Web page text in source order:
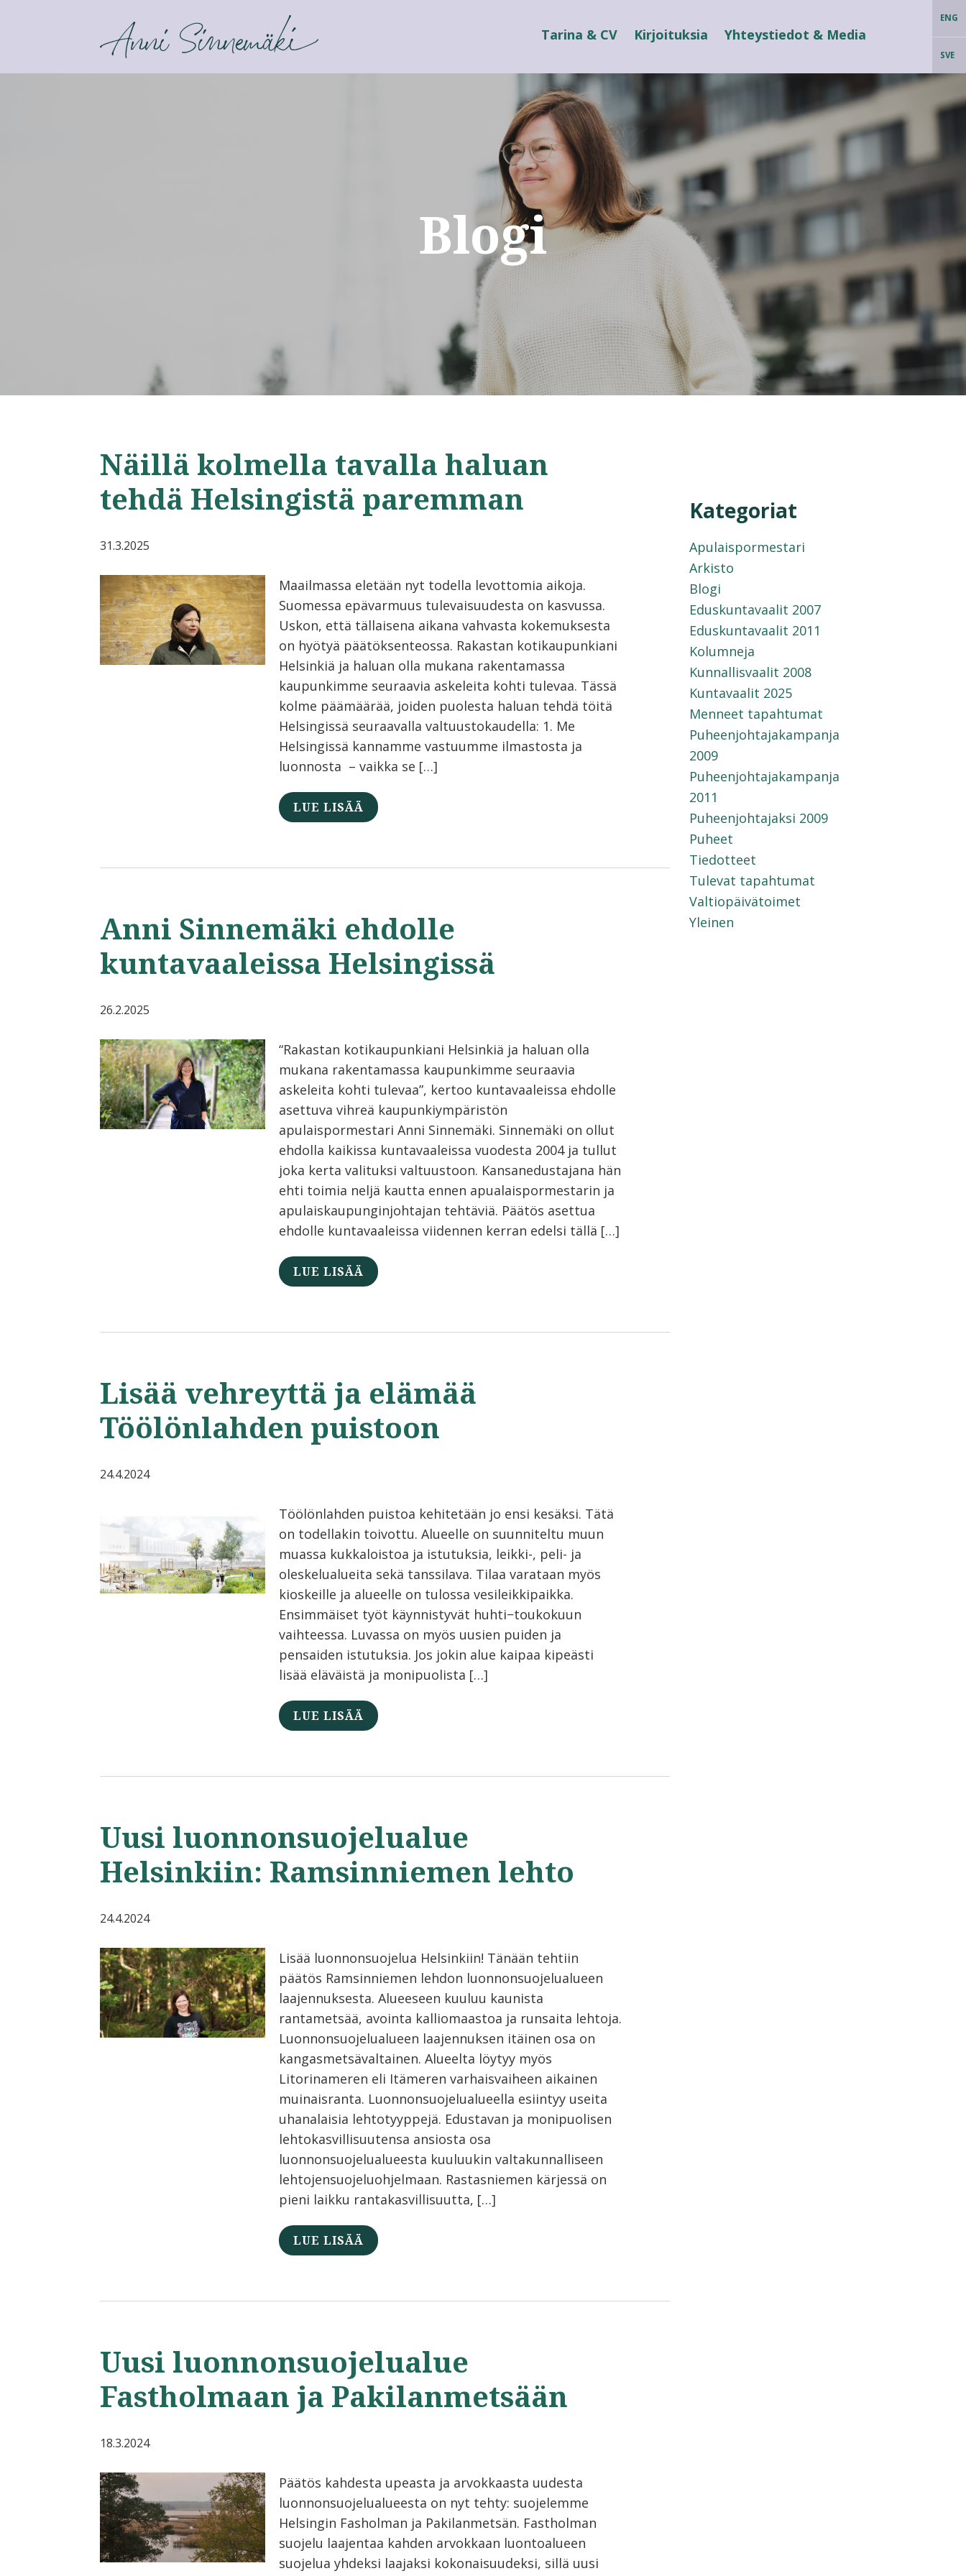
ANNI SINNEMÄKI ENG
SVE
Tarina & CV Kirjoituksia Yhteystiedot & Media
Blogi
Näillä kolmella tavalla haluan
tehdä Helsingistä paremman
31.3.2025
Maailmassa eletään nyt todella levottomia aikoja.
Suomessa epävarmuus tulevaisuudesta on kasvussa.
Uskon, että tällaisena aikana vahvasta kokemuksesta
on hyötyä päätöksenteossa. Rakastan kotikaupunkiani
Helsinkiä ja haluan olla mukana rakentamassa
kaupunkimme seuraavia askeleita kohti tulevaa. Tässä
kolme päämäärää, joiden puolesta haluan tehdä töitä
Helsingissä seuraavalla valtuustokaudella: 1. Me
Helsingissä kannamme vastuumme ilmastosta ja
luonnosta – vaikka se […]
LUE LISÄÄ
Anni Sinnemäki ehdolle
kuntavaaleissa Helsingissä
26.2.2025
“Rakastan kotikaupunkiani Helsinkiä ja haluan olla
mukana rakentamassa kaupunkimme seuraavia
askeleita kohti tulevaa”, kertoo kuntavaaleissa ehdolle
asettuva vihreä kaupunkiympäristön
apulaispormestari Anni Sinnemäki. Sinnemäki on ollut
ehdolla kaikissa kuntavaaleissa vuodesta 2004 ja tullut
joka kerta valituksi valtuustoon. Kansanedustajana hän
ehti toimia neljä kautta ennen apualaispormestarin ja
apulaiskaupunginjohtajan tehtäviä. Päätös asettua
ehdolle kuntavaaleissa viidennen kerran edelsi tällä […]
LUE LISÄÄ
Lisää vehreyttä ja elämää
Töölönlahden puistoon
24.4.2024
Töölönlahden puistoa kehitetään jo ensi kesäksi. Tätä
on todellakin toivottu. Alueelle on suunniteltu muun
muassa kukkaloistoa ja istutuksia, leikki-, peli- ja
oleskelualueita sekä tanssilava. Tilaa varataan myös
kioskeille ja alueelle on tulossa vesileikkipaikka.
Ensimmäiset työt käynnistyvät huhti−toukokuun
vaihteessa. Luvassa on myös uusien puiden ja
pensaiden istutuksia. Jos jokin alue kaipaa kipeästi
lisää eläväistä ja monipuolista […]
LUE LISÄÄ
Uusi luonnonsuojelualue
Helsinkiin: Ramsinniemen lehto
24.4.2024
Lisää luonnonsuojelua Helsinkiin! Tänään tehtiin
päätös Ramsinniemen lehdon luonnonsuojelualueen
laajennuksesta. Alueeseen kuuluu kaunista
rantametsää, avointa kalliomaastoa ja runsaita lehtoja.
Luonnonsuojelualueen laajennuksen itäinen osa on
kangasmetsävaltainen. Alueelta löytyy myös
Litorinameren eli Itämeren varhaisvaiheen aikainen
muinaisranta. Luonnonsuojelualueella esiintyy useita
uhanalaisia lehtotyyppejä. Edustavan ja monipuolisen
lehtokasvillisuutensa ansiosta osa
luonnonsuojelualueesta kuuluukin valtakunnalliseen
lehtojensuojeluohjelmaan. Rastasniemen kärjessä on
pieni laikku rantakasvillisuutta, […]
LUE LISÄÄ
Uusi luonnonsuojelualue
Fastholmaan ja Pakilanmetsään
18.3.2024
Päätös kahdesta upeasta ja arvokkaasta uudesta
luonnonsuojelualueesta on nyt tehty: suojelemme
Helsingin Fasholman ja Pakilanmetsän. Fastholman
suojelu laajentaa kahden arvokkaan luontoalueen
suojelua yhdeksi laajaksi kokonaisuudeksi, sillä uusi
Kategoriat
Apulaispormestari
Arkisto
Blogi
Eduskuntavaalit 2007
Eduskuntavaalit 2011
Kolumneja
Kunnallisvaalit 2008
Kuntavaalit 2025
Menneet tapahtumat
Puheenjohtajakampanja
2009
Puheenjohtajakampanja
2011
Puheenjohtajaksi 2009
Puheet
Tiedotteet
Tulevat tapahtumat
Valtiopäivätoimet
Yleinen